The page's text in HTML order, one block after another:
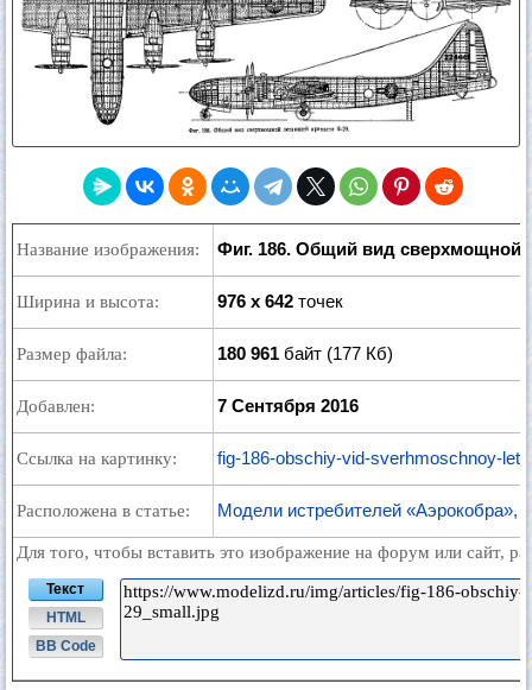
Название изображения: Фиг. 186. Общий вид сверхмощной
Ширина и высота: 976 x 642 точек
Размер файла: 180 961 байт (177 Кб)
Добавлен: 7 Сентября 2016
Ссылка на картинку: fig-186-obschiy-vid-sverhmoschnoy-
Расположена в статье: Модели истребителей «Аэрокобра»,
Для того, чтобы вставить это изображение на форум или сайт,
Текст
HTML
BB Code